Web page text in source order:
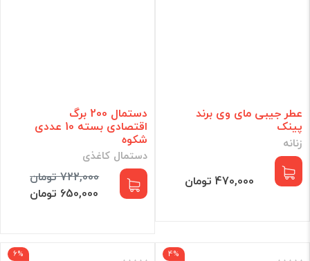
عطر جیبی مای وی برند
پینک
زنانه
470,000 تومان
دستمال 200 برگ
اقتصادی بسته 10 عددی
شکوه
دستمال کاغذی
722,000 تومان
650,000 تومان
4%
6%